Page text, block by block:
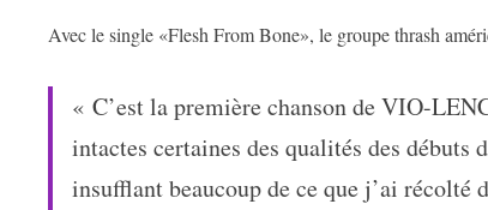
Avec le single «Flesh From Bone», le groupe thrash
« C’est la première chanson de VIO-
intactes certaines des qualités des
insufflant beaucoup de ce que j’ai récolté